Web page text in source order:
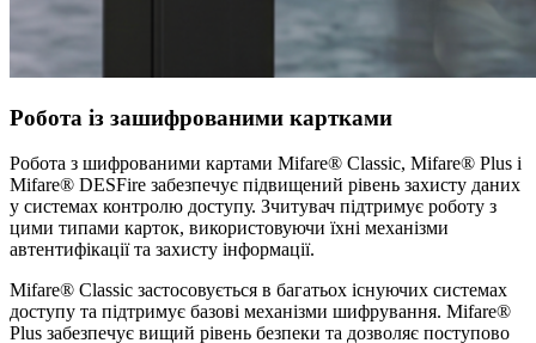
Робота із зашифрованими картками
Робота з шифрованими картами Mifare® Classic, Mifare® Plus і
Mifare® DESFire забезпечує підвищений рівень захисту даних
у системах контролю доступу. Зчитувач підтримує роботу з
цими типами карток, використовуючи їхні механізми
автентифікації та захисту інформації.
Mifare® Classic застосовується в багатьох існуючих системах
доступу та підтримує базові механізми шифрування. Mifare®
Plus забезпечує вищий рівень безпеки та дозволяє поступово